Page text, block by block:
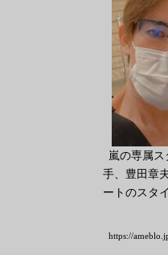
嵐の専属ス
手、豊田章
ートのスタ
https://